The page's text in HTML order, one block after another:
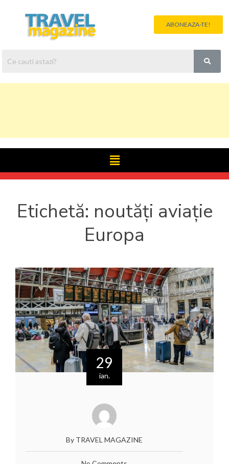
ABONEAZA-TE!
Etichetă: noutăți aviație
Europa
29
ian.
By TRAVEL MAGAZINE